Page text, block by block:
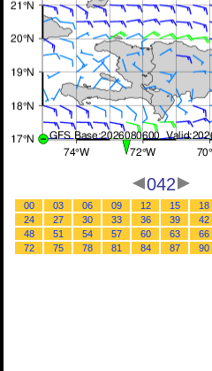
042
00 03 06 09 12 15 18
24
27 30 33 36 39 42
48
51 54 57 60 63 66
72
75 78 81 84 87 90